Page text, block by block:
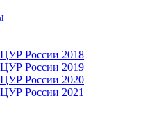
России 2018
России 2019
России 2020
России 2021